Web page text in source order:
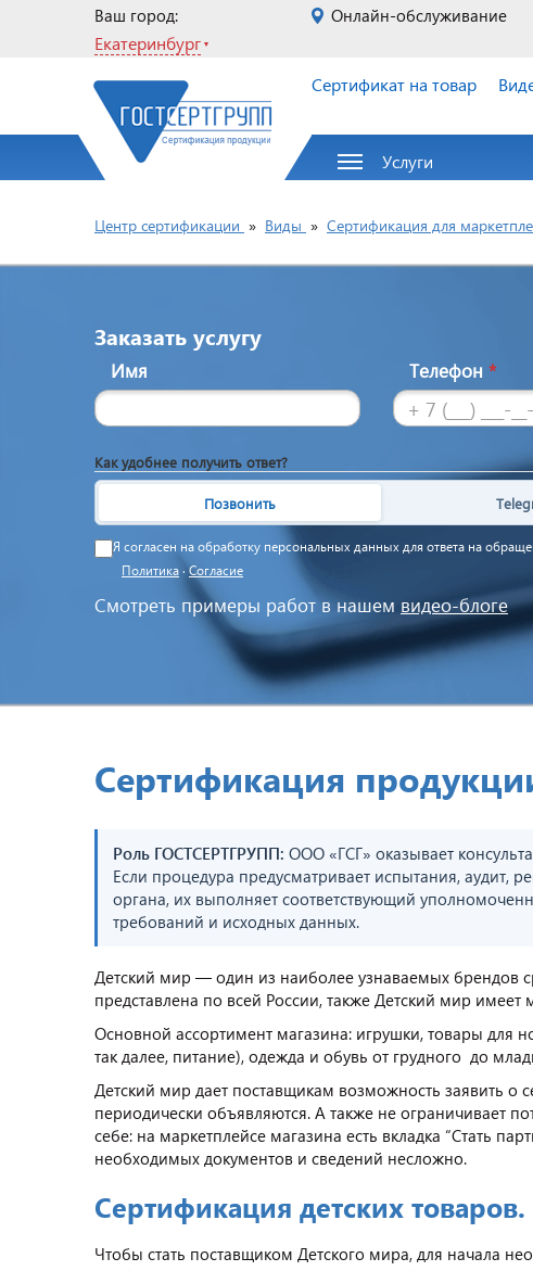
Ваш город:
Екатеринбург
Онлайн-обслуживание
Сертификат на товар
Услуги
Центр сертификации » Виды » Сертификация для
Заказать услугу
Имя Телефон *
Как удобнее получить ответ?
Позвонить
Я согласен на обработку персональных данных для ответа на
Политика ·Согласие
Смотреть примеры работ в нашем видео-блоге
Сертификация
Роль ГОСТСЕРТГРУПП: ООО «ГСГ» оказывает
Если процедура предусматривает испытания, аудит,
органа, их выполняет соответствующий
требований и исходных данных.
Детский мир — один из наиболее узнаваемых брендов
представлена по всей России, также Детский мир имеет
Основной ассортимент магазина: игрушки, товары для
так далее, питание), одежда и обувь от грудного до
Детский мир дает поставщикам возможность заявить о
периодически объявляются. А также не ограничивает
себе: на маркетплейсе магазина есть вкладка “Стать
необходимых документов и сведений несложно.
Сертификация детских
Чтобы стать поставщиком Детского мира, для начала